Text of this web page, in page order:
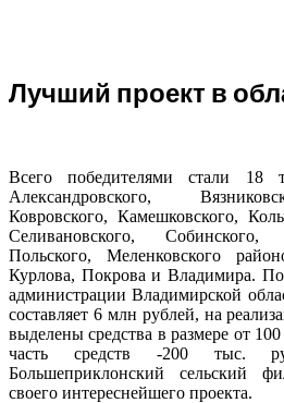
Лучший проект в
Всего победителями стали 18
Александровского,
Ковровского, Камешковского,
Селивановского,
Польского, Меленковского
Курлова, Покрова и Владимира.
администрации Владимирской
составляет 6 млн рублей, на
выделены средства в размере от
часть средств -200 тыс.
Большеприклонский сельский
своего интереснейшего проекта.